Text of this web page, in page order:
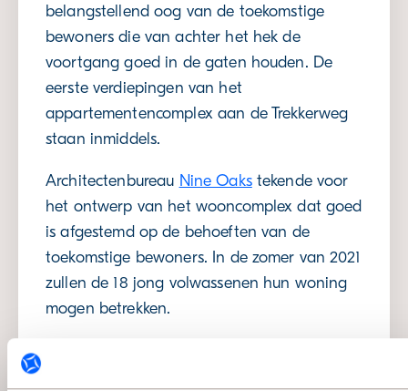
belangstellend oog van de toekomstige
bewoners die van achter het hek de
voortgang goed in de gaten houden. De
eerste verdiepingen van het
appartementencomplex aan de Trekkerweg
staan inmiddels.
Architectenbureau Nine Oakstekende voor
het ontwerp van het wooncomplex dat goed
is afgestemd op de behoeften van de
toekomstige bewoners. In de zomer van 2021
zullen de 18 jong volwassenen hun woning
mogen betrekken.